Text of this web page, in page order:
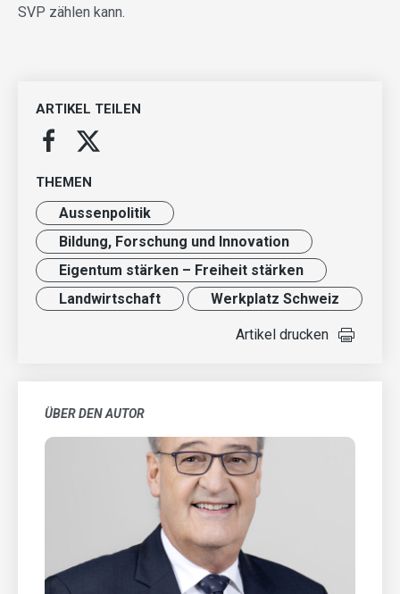
SVP zählen kann.
ARTIKEL TEILEN
THEMEN
Aussenpolitik
Bildung, Forschung und Innovation
Eigentum stärken – Freiheit stärken
Landwirt­schaft
Werkplatz Schweiz
Artikel drucken
ÜBER DEN AUTOR